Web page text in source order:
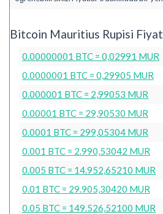
Bitcoin Mauritius Rupisi
0.00000001 BTC = 0,02991 MUR
0.0000001 BTC = 0,29905 MUR
0.000001 BTC = 2,99053 MUR
0.00001 BTC = 29,90530 MUR
0.0001 BTC = 299,05304 MUR
0.001 BTC = 2.990,53042 MUR
0.005 BTC = 14.952,65210 MUR
0.01 BTC = 29.905,30420 MUR
0.05 BTC = 149.526,52100 MUR